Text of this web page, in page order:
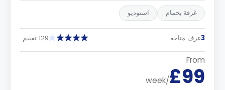
غرفة بحمام استوديو
3غرف متاحة 129 تقييم
From
£99
/week